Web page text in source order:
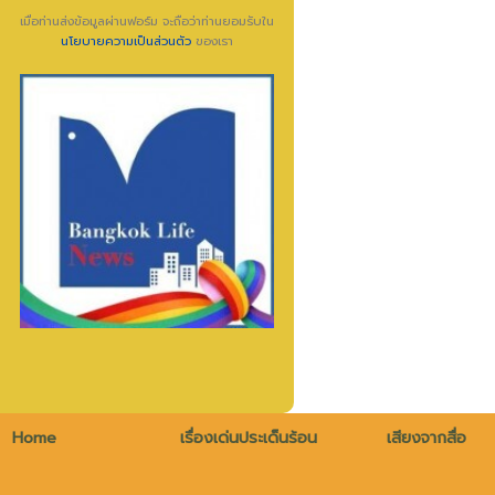
เมื่อท่านส่งข้อมูลผ่านฟอร์ม จะถือว่าท่านยอมรับใน
นโยบายความเป็นส่วนตัว ของเรา
Home เรื่องเด่นประเด็นร้อน เสียงจากสื่อ